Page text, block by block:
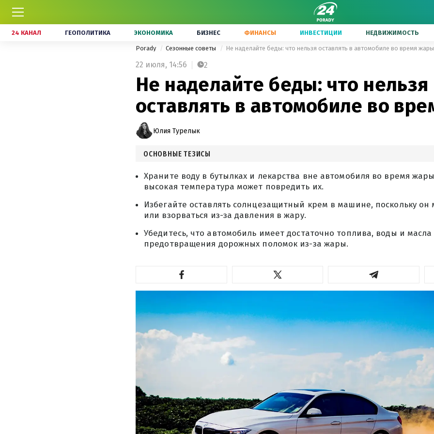
24 КАНАЛ ГЕОПОЛИТИКА ЭКОНОМИКА БИЗНЕС ФИНАНСЫ ИНВЕСТИЦИИ НЕДВИЖИМОСТЬ
Porady Сезонные советы Не наделайте беды: что нельзя оставлять в автомобиле во время жары
22 июля, 14:56 2
Не наделайте беды: что нельзя
оставлять в автомобиле во
Юлия Турелык
ОСНОВНЫЕ ТЕЗИСЫ
Храните воду в бутылках и лекарства вне автомобиля во время
высокая температура может повредить их.
Избегайте оставлять солнцезащитный крем в машине, поскольку он
или взорваться из-за давления в жару.
Убедитесь, что автомобиль имеет достаточно топлива, воды и масла
предотвращения дорожных поломок из-за жары.